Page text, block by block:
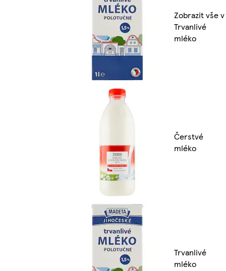
Zobrazit vše v
Trvanlivé
mléko
Čerstvé
mléko
Trvanlivé
mléko